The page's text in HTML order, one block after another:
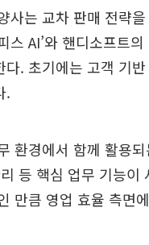
사는 교차 판매 전략
스 AI’와 핸디소프트
다. 초기에는 고객 기
.
환경에서 함께 활용
등 핵심 업무 기능
만큼 영업 효율 측면